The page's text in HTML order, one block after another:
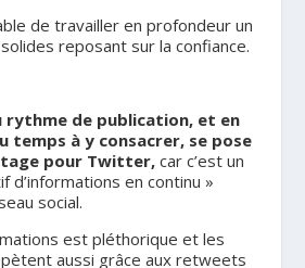
de travailler en profondeur un
reposant sur la confiance.
rythme de publication, et en
temps à y consacrer, se pose
pour Twitter,car c’est un
d’informations en continu »
social.
est pléthorique et les
aussi grâce aux retweets